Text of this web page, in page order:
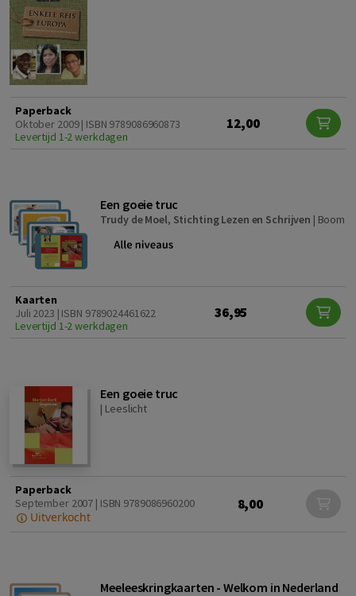
Paperback
Oktober 2009 | ISBN 9789086960873
Levertijd 1-2 werkdagen
12,00
Een goeie truc
Trudy de Moel, Stichting Lezen en Schrijven | Boom
Kaarten
Juli 2023 | ISBN 9789024461622
Levertijd 1-2 werkdagen
36,95
Een goeie truc
| Leeslicht
Paperback
September 2007 | ISBN 9789086960200
Uitverkocht
8,00
Meeleeskringkaarten - Welkom in Nederland